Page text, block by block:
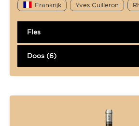
Frankrijk Yves Cuilleron
Fles
Doos (6)